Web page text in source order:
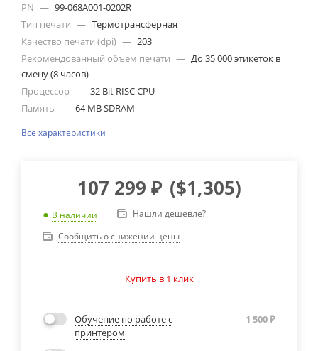
PN — 99-068A001-0202R
Тип печати — Термотрансферная
Качество печати (dpi) — 203
Рекомендованный объем печати — До 35 000 этикеток в
смену (8 часов)
Процессор — 32 Bit RISC CPU
Память — 64 MB SDRAM
Все характеристики
107 299 ₽ ($1,305)
В наличии
Нашли дешевле?
Сообщить о снижении цены
Купить в 1 клик
Обучение по работе с
принтером
1 500₽